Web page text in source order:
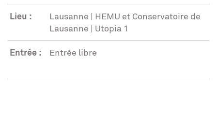
Lieu :
Lausanne | HEMU et Conservatoire de
Lausanne | Utopia 1
Entrée : Entrée libre